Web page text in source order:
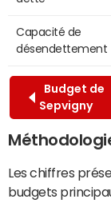
Capacité de
désendettement
Budget de
Sepvigny
Les chiffres
budgets